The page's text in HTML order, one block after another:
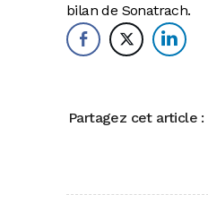
bilan de Sonatrach.
Partagez cet article :